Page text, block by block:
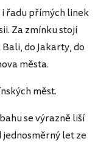
i řadu přímých linek
Za zmínku stojí
do Jakarty, do
města.
měst.
se výrazně liší
let ze